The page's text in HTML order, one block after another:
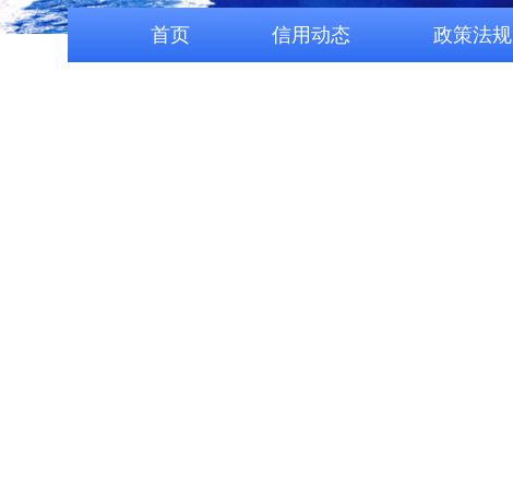
首页 信用动态 政策法规